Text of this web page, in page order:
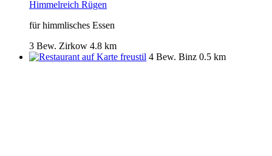
Himmelreich Rügen
für himmlisches Essen
3 Bew. Zirkow 4.8 km
freustil 4 Bew. Binz 0.5 km